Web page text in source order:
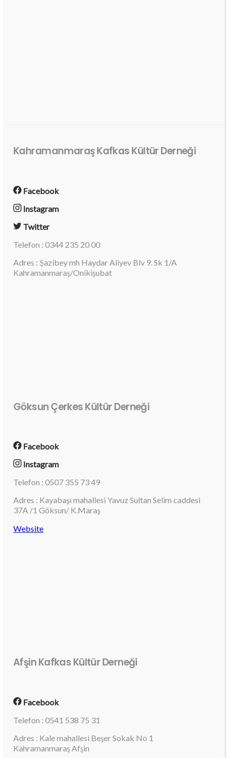
Kahramanmaraş Kafkas Kültür Derneği
Facebook
Instagram
Twitter
Telefon : 0344 235 20 00
Adres : Şazibey mh Haydar Aliyev Blv 9. Sk 1/A
Kahramanmaraş/Onikişubat
Göksun Çerkes Kültür Derneği
Facebook
Instagram
Telefon : 0507 355 73 49
Adres : Kayabaşı mahallesi Yavuz Sultan Selim caddesi
37A /1 Göksun/ K.Maraş
Website
Afşin Kafkas Kültür Derneği
Facebook
Telefon : 0541 538 75 31
Adres : Kale mahallesi Beşer Sokak No 1
Kahramanmaraş Afşin